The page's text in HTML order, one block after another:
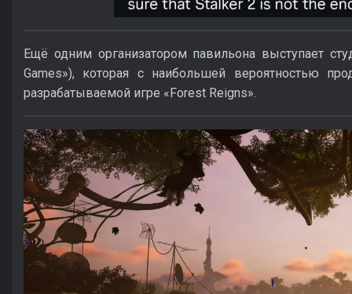
Ещё одним организатором павильона выступает
Games»), которая с наибольшей вероятностью
разрабатываемой игре «Forest Reigns».